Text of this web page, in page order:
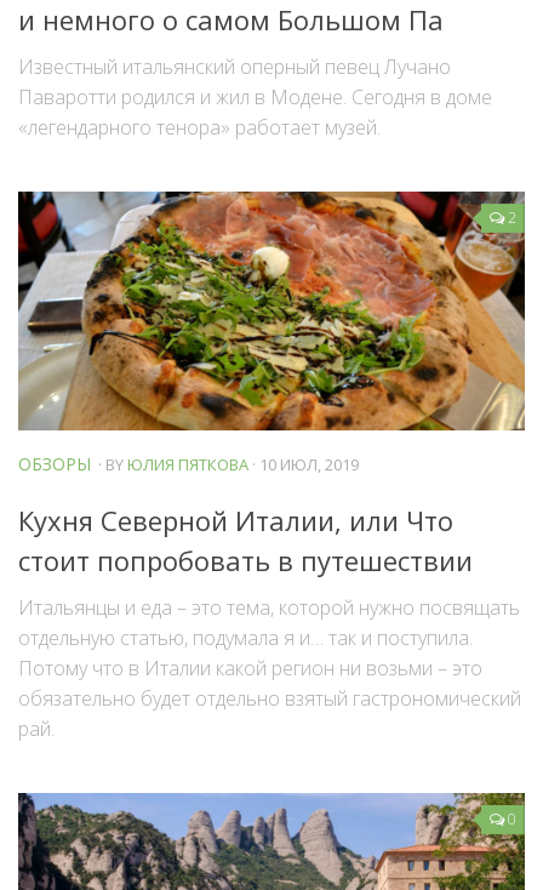
и немного о самом Большом Па
Известный итальянский оперный певец Лучано
Паваротти родился и жил в Модене. Сегодня в доме
«легендарного тенора» работает музей.
2
ОБЗОРЫ · BY ЮЛИЯ ПЯТКОВА · 10 ИЮЛ, 2019
Кухня Северной Италии, или Что
стоит попробовать в путешествии
Итальянцы и еда – это тема, которой нужно посвящать
отдельную статью, подумала я и… так и поступила.
Потому что в Италии какой регион ни возьми – это
обязательно будет отдельно взятый гастрономический
рай.
0